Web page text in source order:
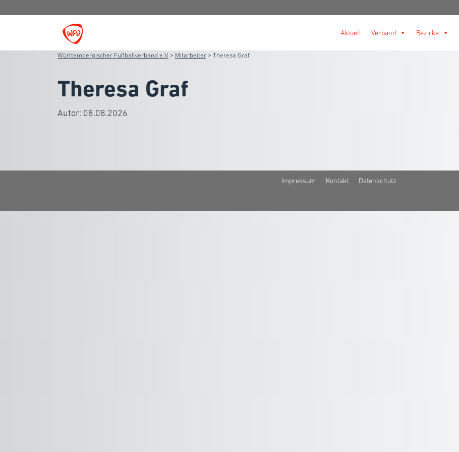
Aktuell Verband Bezirke
Württembergischer Fußballverband e.V. > Mitarbeiter > Theresa Graf
Theresa Graf
Autor: 08.08.2026
Impressum Kontakt Datenschutz